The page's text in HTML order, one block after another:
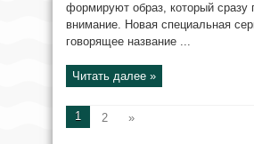
формируют образ, который сразу
внимание. Новая специальная
говорящее название ...
Читать далее »
1 2 »